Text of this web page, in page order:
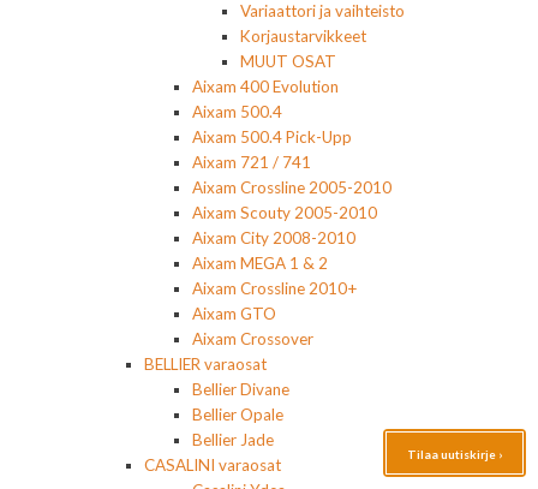
Variaattori ja vaihteisto
Korjaustarvikkeet
MUUT OSAT
Aixam 400 Evolution
Aixam 500.4
Aixam 500.4 Pick-Upp
Aixam 721 / 741
Aixam Crossline 2005-2010
Aixam Scouty 2005-2010
Aixam City 2008-2010
Aixam MEGA 1 & 2
Aixam Crossline 2010+
Aixam GTO
Aixam Crossover
BELLIER varaosat
Bellier Divane
Bellier Opale
Bellier Jade
CASALINI varaosat
Tilaa uutiskirje ›